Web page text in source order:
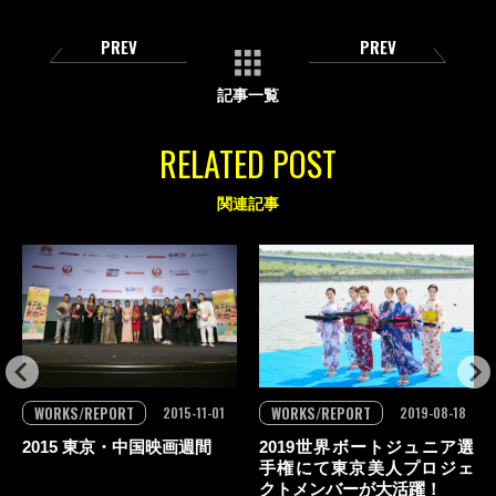
PREV
記事一覧
PREV
RELATED POST
関連記事
2015 東京・中国映画週間
WORKS/REPORT
2015-11-01
2019世界ボートジュニア選
手権にて東京美人プロジェ
クトメンバーが大活躍！
WORKS/REPORT 2019-08-18